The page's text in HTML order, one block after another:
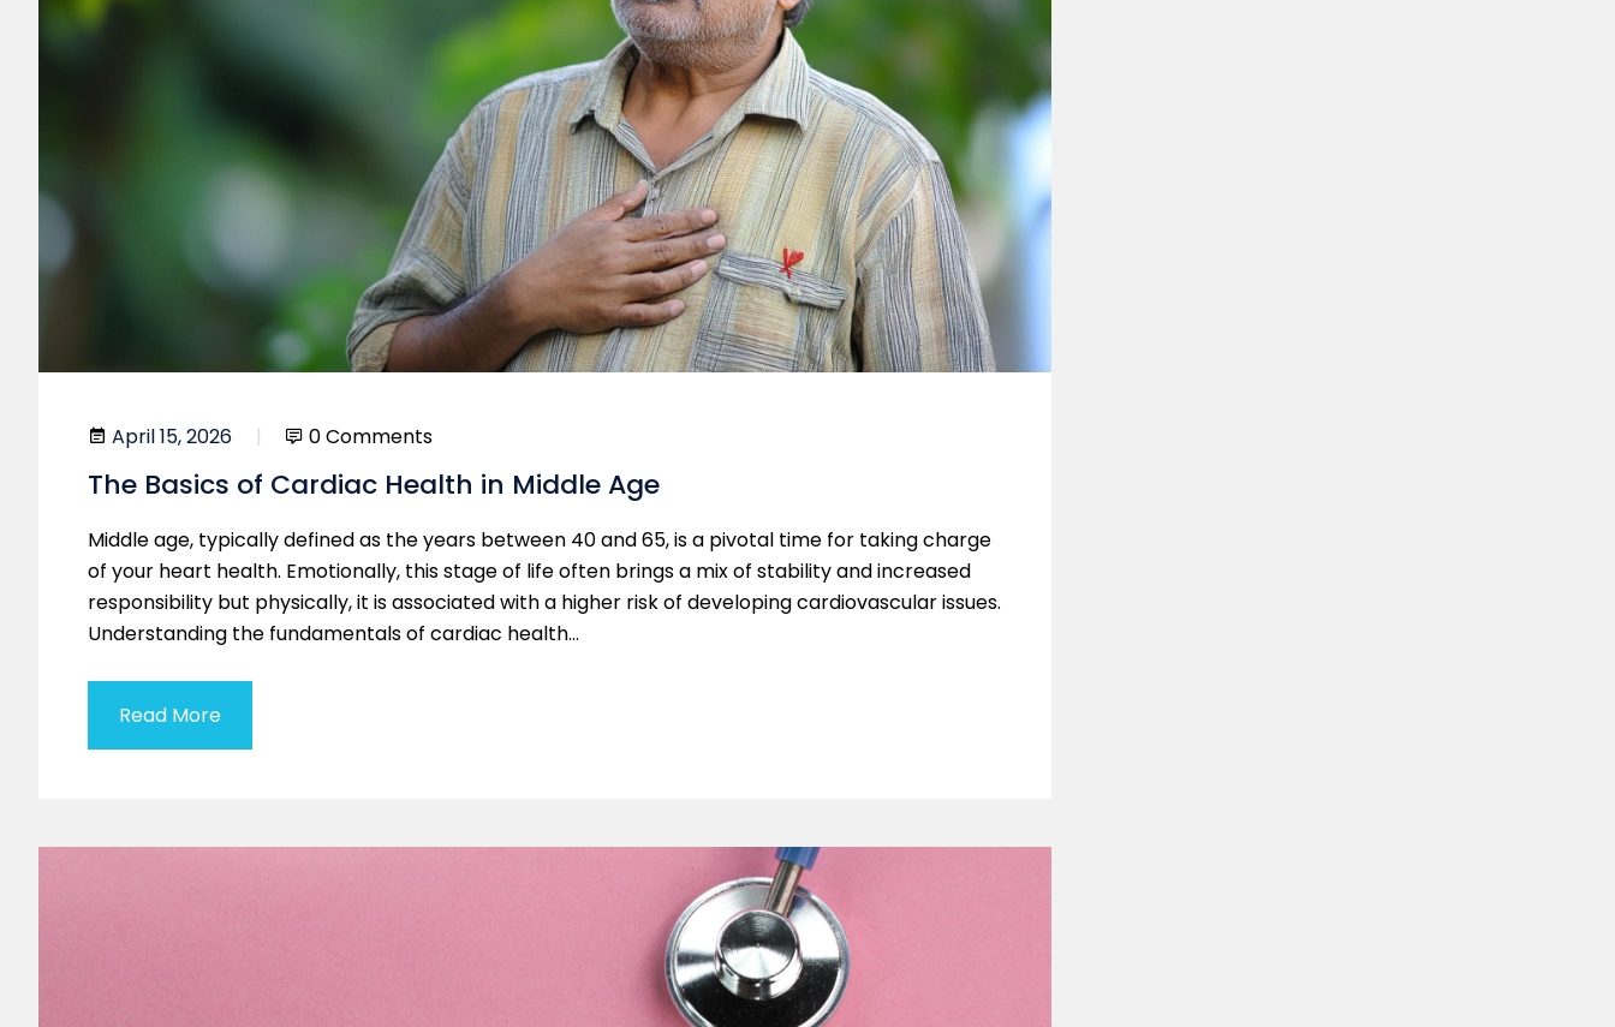
April 15, 2026 0 Comments
The Basics of Cardiac Health in Middle Age
Middle age, typically defined as the years between 40 and 65, is a pivotal time for taking charge
of your heart health. Emotionally, this stage of life often brings a mix of stability and increased
responsibility but physically, it is associated with a higher risk of developing cardiovascular issues.
Understanding the fundamentals of cardiac health…
Read More